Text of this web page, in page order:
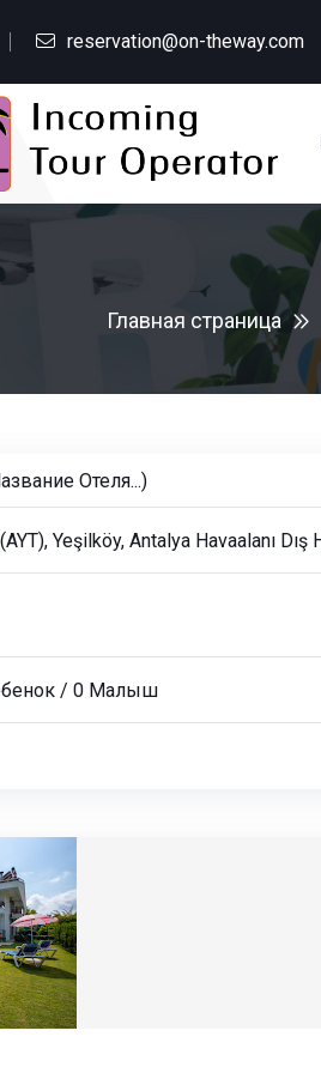
reservation@on-theway.com
Главная страница
Oтеля...)